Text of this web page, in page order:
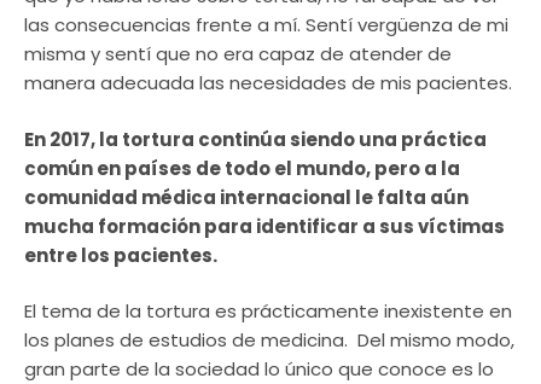
las consecuencias frente a mí. Sentí vergüenza de mi
misma y sentí que no era capaz de atender de
manera adecuada las necesidades de mis pacientes.
En 2017, la tortura continúa siendo una práctica
común en países de todo el mundo, pero a la
comunidad médica internacional le falta aún
mucha formación para identificar a sus víctimas
entre los pacientes.
El tema de la tortura es prácticamente inexistente en
los planes de estudios de medicina. Del mismo modo,
gran parte de la sociedad lo único que conoce es lo